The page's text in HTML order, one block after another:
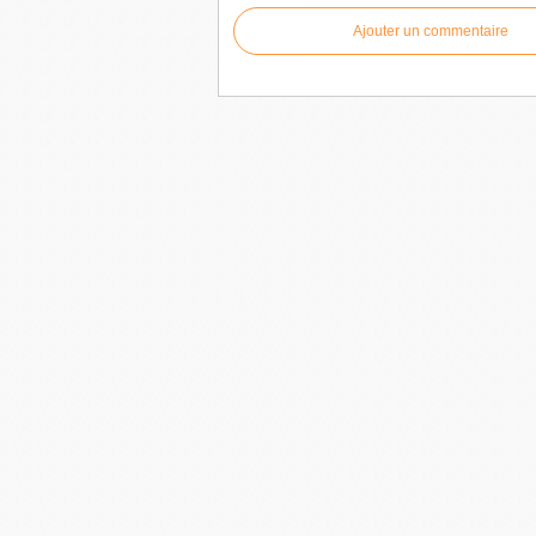
Ajouter un commentaire